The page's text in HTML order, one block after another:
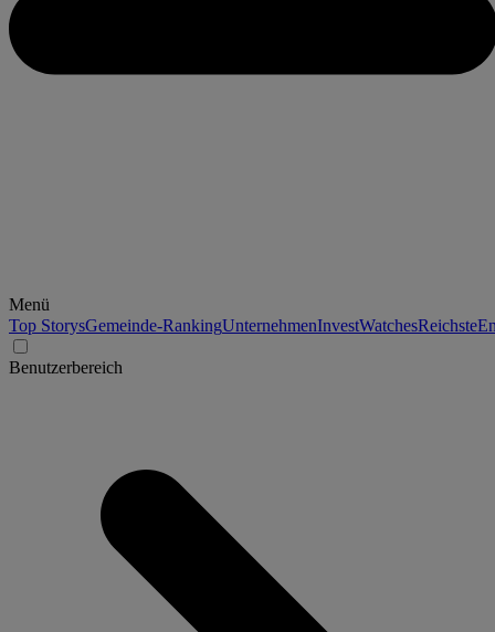
Menü
Top StorysGemeinde-RankingUnternehmenInvestWatchesReichste
Benutzerbereich